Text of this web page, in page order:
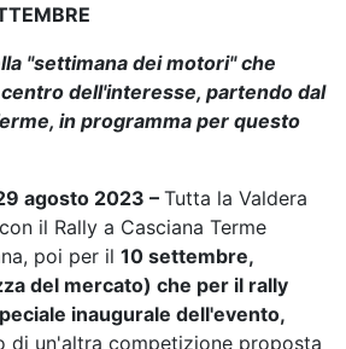
"settimana dei motori" che
dell'interesse, partendo dal
in programma per questo
agosto 2023 – Tutta la Valdera
il Rally a Casciana Terme
poi per il 10 settembre,
del mercato) che per il rally
inaugurale dell'evento,
di un'altra competizione proposta